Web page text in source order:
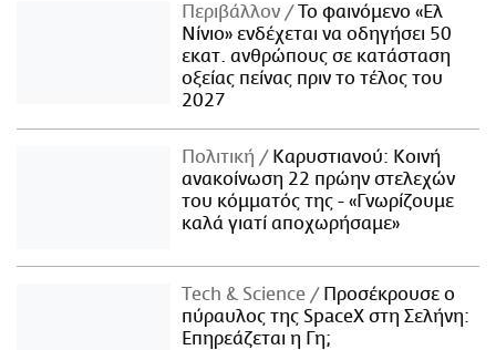
Περιβάλλον
Το φαινόμενο «Ελ
Νίνιο» ενδέχεται να οδηγήσει 50
εκατ. ανθρώπους σε κατάσταση
οξείας πείνας πριν το τέλος του
2027
Πολιτική
Καρυστιανού: Κοινή
ανακοίνωση 22 πρώην στελεχών
του κόμματός της - «Γνωρίζουμε
καλά γιατί αποχωρήσαμε»
Τech & Science
Προσέκρουσε ο
πύραυλος της SpaceX στη Σελήνη:
Επηρεάζεται η Γη;